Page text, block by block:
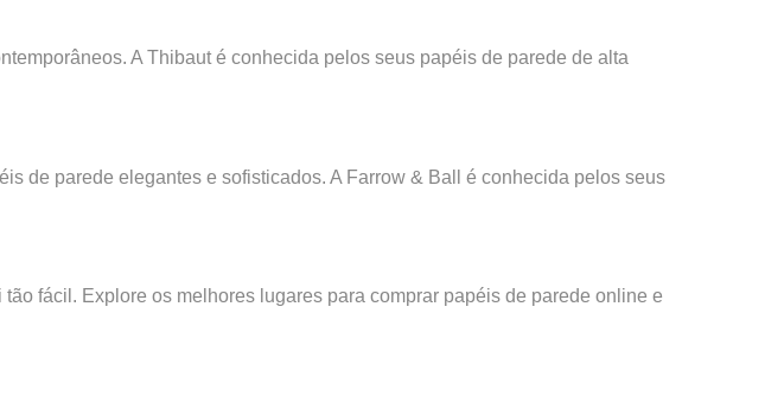
A Thibaut é conhecida pelos seus papéis de parede de alta
de parede elegantes e sofisticados. A Farrow & Ball é conhecida pelos seus
fácil. Explore os melhores lugares para comprar papéis de parede online e